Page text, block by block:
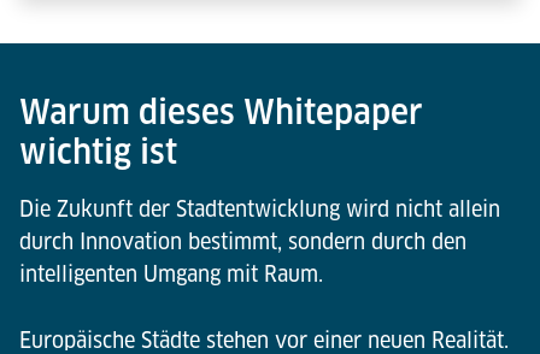
Warum dieses Whitepaper
wichtig ist
Die Zukunft der Stadtentwicklung wird nicht allein
durch Innovation bestimmt, sondern durch den
intelligenten Umgang mit Raum.
Europäische Städte stehen vor einer neuen Realität.